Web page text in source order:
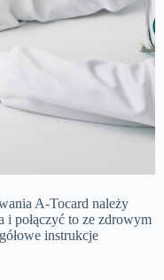
A-Tocard należy
i połączyć to ze zdrowym
instrukcje